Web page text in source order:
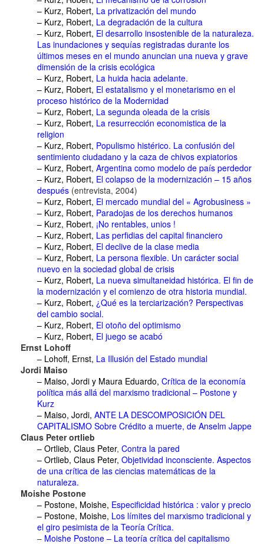
– Kurz, Robert, La privatización del mundo
– Kurz, Robert, La degradación de la cultura
– Kurz, Robert, El desarrollo insostenible de la naturaleza.
Las inundaciones y sequías registradas durante los
últimos meses en el mundo anuncian una nueva y grave
dimensión de la crisis ecológica
– Kurz, Robert, La huida hacia adelante.
– Kurz, Robert, El estatalismo y el monetarismo en el
proceso histórico de la Modernidad
– Kurz, Robert, La segunda oleada de la crisis
– Kurz, Robert, La resurrección economistica de la
religion
– Kurz, Robert, Populismo histérico. La confusión del
sentimiento ciudadano y la caza de chivos expiatorios
– Kurz, Robert, Argentina como modelo de país perdedor
– Kurz, Robert, El colapso de la modernización – 15 años
después (entrevista, 2004)
– Kurz, Robert, El mercado mundial del « Agrobusiness »
– Kurz, Robert, Paradojas de los derechos humanos
– Kurz, Robert, ¡No rentables, unios !
– Kurz, Robert, Las perfidias del capital financiero
– Kurz, Robert, El declive de la clase media
– Kurz, Robert, La persona flexible. Un carácter social
nuevo en la sociedad global de crisis
– Kurz, Robert, La nueva simultaneidad histórica. El fin de
la modernización y el comienzo de otra historia mundial.
– Kurz, Robert, ¿Qué es la terciarización? Perspectivas
del cambio social.
– Kurz, Robert, El otoño del optimismo
– Kurz, Robert, El juego se acabó
Ernst Lohoff
– Lohoff, Ernst, La Illusión del Estado mundial
Jordi Maiso
– Maiso, Jordi y Maura Eduardo,Crítica de la economía
política más allá del marxismo tradicional – Postone y
Kurz
– Maiso, Jordi, ANTE LA DESCOMPOSICIÓN DEL
CAPITALISMO Sobre Crédito a muerte, de Anselm Jappe
Claus Peter ortlieb
– Ortlieb, Claus Peter,Contra la pared
– Ortlieb, Claus Peter, Objetividad inconsciente. Aspectos
de una crítica de las ciencias matemáticas de la
naturaleza.
Moishe Postone
– Postone, Moishe, Especificidad histórica : valor y precio
– Postone, Moishe, Los límites del marxismo tradicional y
el giro pesimista de la Teoría Crítica.
– Moishe Postone – La teoría crítica del capitalismo